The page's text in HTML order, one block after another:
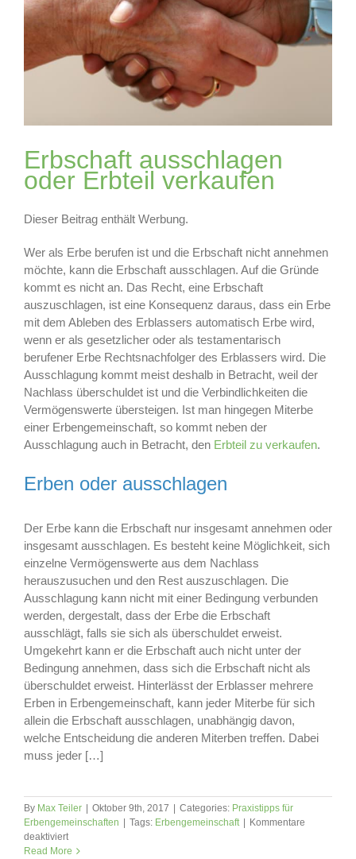
Erbschaft ausschlagen
oder Erbteil verkaufen
Dieser Beitrag enthält Werbung.
Wer als Erbe berufen ist und die Erbschaft nicht annehmen
möchte, kann die Erbschaft ausschlagen. Auf die Gründe
kommt es nicht an. Das Recht, eine Erbschaft
auszuschlagen, ist eine Konsequenz daraus, dass ein Erbe
mit dem Ableben des Erblassers automatisch Erbe wird,
wenn er als gesetzlicher oder als testamentarisch
berufener Erbe Rechtsnachfolger des Erblassers wird. Die
Ausschlagung kommt meist deshalb in Betracht, weil der
Nachlass überschuldet ist und die Verbindlichkeiten die
Vermögenswerte übersteigen. Ist man hingegen Miterbe
einer Erbengemeinschaft, so kommt neben der
Ausschlagung auch in Betracht, den Erbteil zu verkaufen.
Erben oder ausschlagen
Der Erbe kann die Erbschaft nur insgesamt annehmen oder
insgesamt ausschlagen. Es besteht keine Möglichkeit, sich
einzelne Vermögenswerte aus dem Nachlass
herauszusuchen und den Rest auszuschlagen. Die
Ausschlagung kann nicht mit einer Bedingung verbunden
werden, dergestalt, dass der Erbe die Erbschaft
ausschlägt, falls sie sich als überschuldet erweist.
Umgekehrt kann er die Erbschaft auch nicht unter der
Bedingung annehmen, dass sich die Erbschaft nicht als
überschuldet erweist. Hinterlässt der Erblasser mehrere
Erben in Erbengemeinschaft, kann jeder Miterbe für sich
allein die Erbschaft ausschlagen, unabhängig davon,
welche Entscheidung die anderen Miterben treffen. Dabei
muss jeder […]
By Max Teiler | Oktober 9th, 2017 | Categories: Praxistipps für
Erbengemeinschaften | Tags: Erbengemeinschaft | Kommentare
deaktiviertfür
Erbschaft
Read More